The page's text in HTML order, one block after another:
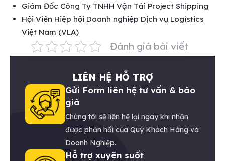
Giám Đốc Công Ty TNHH Vận Tải Project Shipping
Hội Viên Hiệp hội Doanh nghiệp Dịch vụ Logistics
Việt Nam (VLA)
Đánh giá bài viết
LIÊN HỆ HỖ TRỢ
Gửi Form liên hệ tư vấn & báo
giá
Chúng tôi sẽ liên hệ lại ngay khi nhận
được phản hồi của Quý Khách Hàng và
Doanh Nghiệp.
Hỗ trợ xuyên suốt